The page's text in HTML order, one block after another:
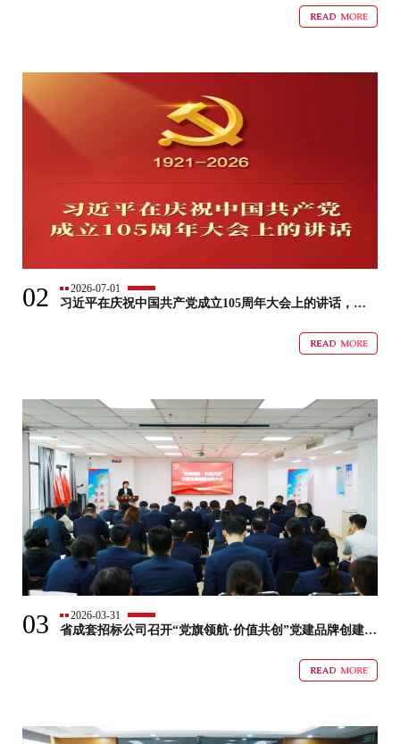
02 2026-07-01
习近平在庆祝中国共产党成立105周年大会上的讲话，学
03 2026-03-31
省成套招标公司召开“党旗领航·价值共创”党建品牌创建动